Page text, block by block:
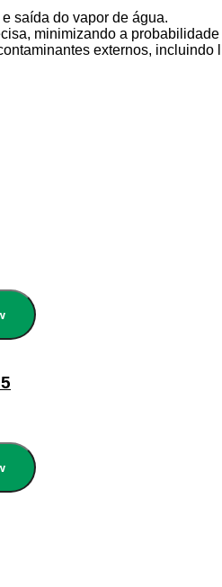
saída do vapor de água.
minimizando a
externos, incluindo